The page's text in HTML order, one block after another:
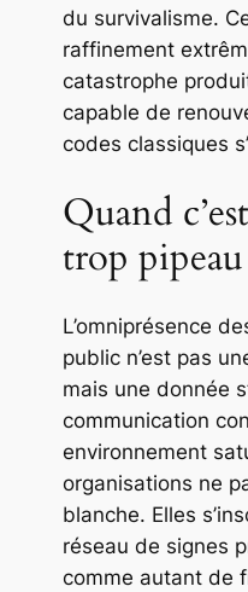
du survivalisme.
raffinement
catastrophe
capable de
codes classiques
Quand
trop pipeau
L’omniprésence
public n’est pas
mais une donnée
communication
environnement
organisations ne
blanche. Elles
réseau de signes
comme autant de